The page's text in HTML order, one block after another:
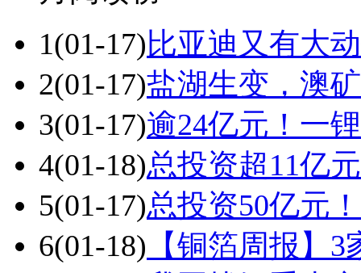
1(01-17)比亚迪又有大
2(01-17)盐湖生变，澳
3(01-17)逾24亿元！一
4(01-18)总投资超11亿
5(01-17)总投资50亿元
6(01-18) 【铜箔周报】